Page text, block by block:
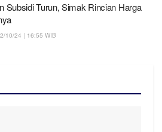
Subsidi Turun, Simak Rincian Harga
10/24 | 16:55 WIB